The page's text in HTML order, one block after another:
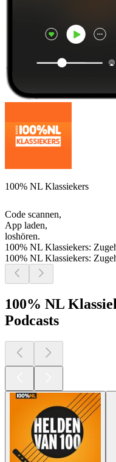
100% NL Klassiekers
Code scannen,
App laden,
loshören.
100% NL Klassiekers:
100% NL Klassiekers:
100% NL
Podcasts